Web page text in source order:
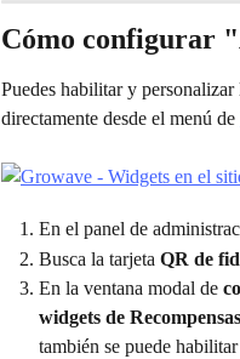
Cómo configurar
Puedes habilitar y
directamente desde el menú de
En el panel de
Busca la tarjeta QR de
En la ventana modal de
widgets de Recompensas
también se puede